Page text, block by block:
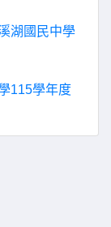
湖國民中學
115學年度